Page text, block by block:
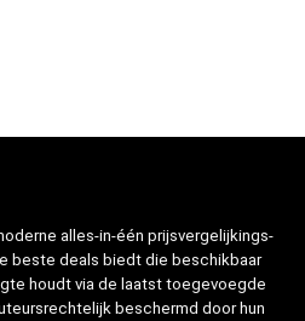
alles-in-één prijsvergelijkings-
beste deals biedt die beschikbaar
houdt via de laatst toegevoegde
beschermd door hun